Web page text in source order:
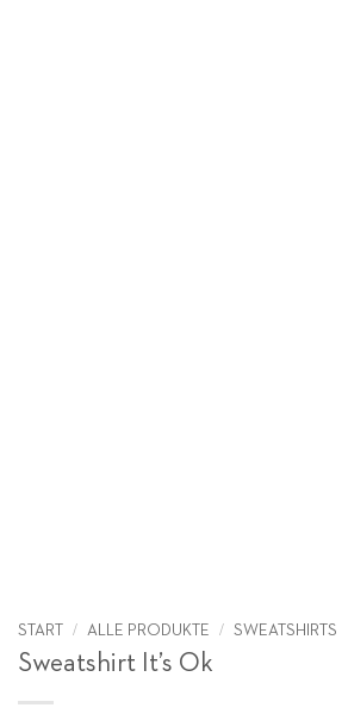
START / ALLE PRODUKTE / SWEATSHIRTS
Sweatshirt It’s Ok